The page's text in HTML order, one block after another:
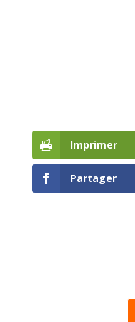
Imprimer
Partager